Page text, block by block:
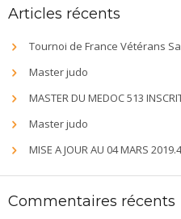
Articles récents
Tournoi de France Vétérans
Master judo
MASTER DU MEDOC 513
Master judo
MISE A JOUR AU 04 MARS
Commentaires récents